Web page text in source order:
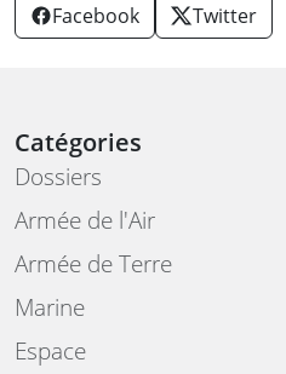
Facebook Twitter
Catégories
Dossiers
Armée de l'Air
Armée de Terre
Marine
Espace